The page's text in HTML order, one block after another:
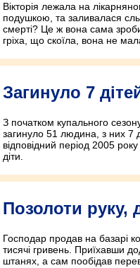
Вікторія лежала на
подушкою, та заливалася
смерті? Це ж вона сама
гріха, що скоїла, вона не
Загинуло 7
З початком купального
загинуло 51 людина, з них 7
відповідний період 2005
діти.
Позолоти руку,
Господар продав на базарі
тисячі гривень. Приїхавши
штанях, а сам пообідав